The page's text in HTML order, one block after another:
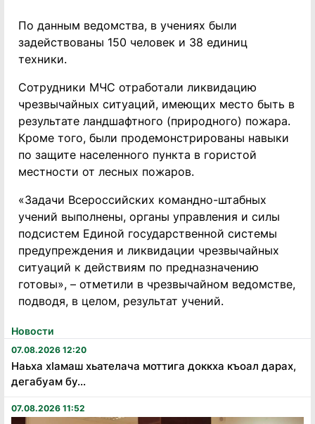
Новости
07.08.2026 12:20
Наьха хӏамаш хьателача моттига доккха къоал дарах,
дегабуам бу...
07.08.2026 11:52
По данным ведомства, в учениях были
задействованы 150 человек и 38 единиц
техники.
Сотрудники МЧС отработали ликвидацию
чрезвычайных ситуаций, имеющих место быть в
результате ландшафтного (природного) пожара.
Кроме того, были продемонстрированы навыки
по защите населенного пункта в гористой
местности от лесных пожаров.
«Задачи Всероссийских командно-штабных
учений выполнены, органы управления и силы
подсистем Единой государственной системы
предупреждения и ликвидации чрезвычайных
ситуаций к действиям по предназначению
готовы», – отметили в чрезвычайном ведомстве,
подводя, в целом, результат учений.